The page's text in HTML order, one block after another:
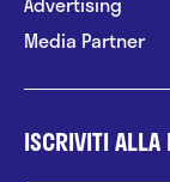
Media Partner
ISCRIVITI ALLA